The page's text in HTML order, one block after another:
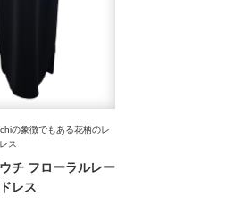
の象徴でもある花柄のレ
ス
チ フローラルレー
レス